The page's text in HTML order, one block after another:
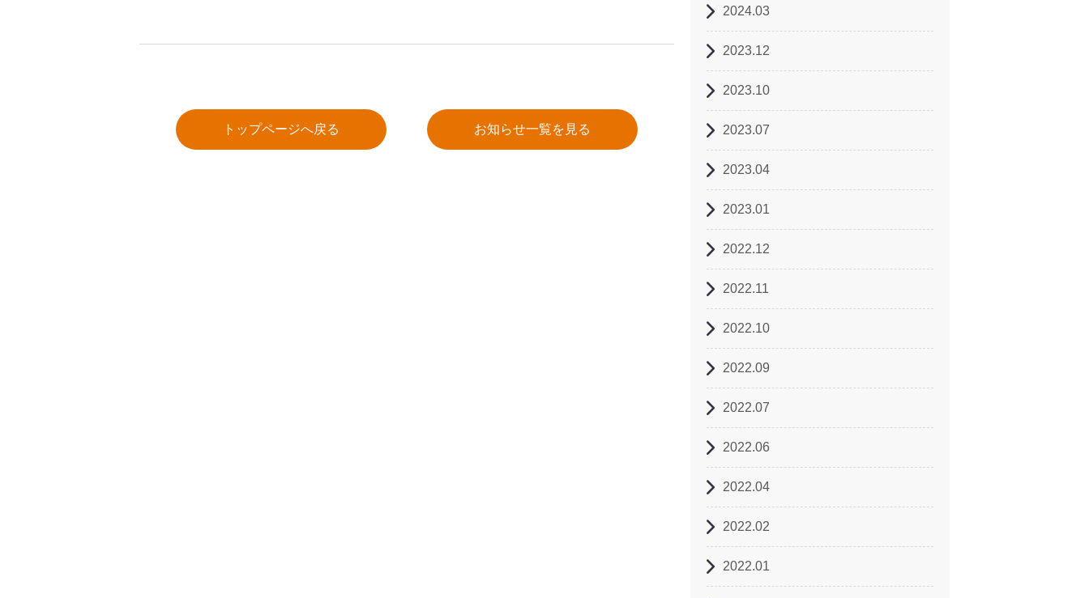
トップページへ戻る お知らせ一覧を見る
2024.03
2023.12
2023.10
2023.07
2023.04
2023.01
2022.12
2022.11
2022.10
2022.09
2022.07
2022.06
2022.04
2022.02
2022.01